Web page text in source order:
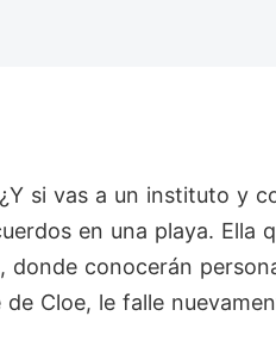
si vas a un instituto y
en una playa. Ella
conocerán